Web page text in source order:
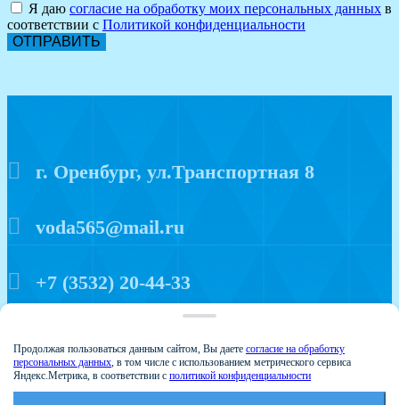
Я даю согласие на обработку моих персональных данных в
соответствии с Политикой конфиденциальности
ОТПРАВИТЬ
г. Оренбург, ул.Транспортная 8
voda565@mail.ru
+7 (3532) 20-44-33
Продолжая пользоваться данным сайтом, Вы даете согласие на обработку
персональных данных, в том числе с использованием метрического сервиса
Яндекс.Метрика, в соответствии с политикой конфиденциальности